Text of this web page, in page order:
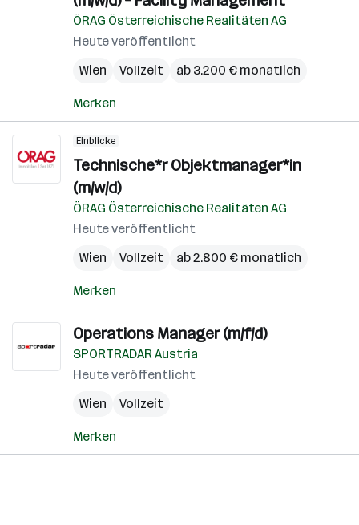
ÖRAG Österreichische Realitäten AG
Heute veröffentlicht
Wien
Vollzeit ab 3.200 € monatlich
Merken
Einblicke
Technische*r Objektmanager*in
(m/w/d)
ÖRAG Österreichische Realitäten AG
Heute veröffentlicht
Wien
Vollzeit ab 2.800 € monatlich
Merken
Operations Manager (m/f/d)
SPORTRADAR Austria
Heute veröffentlicht
Wien
Vollzeit
Merken